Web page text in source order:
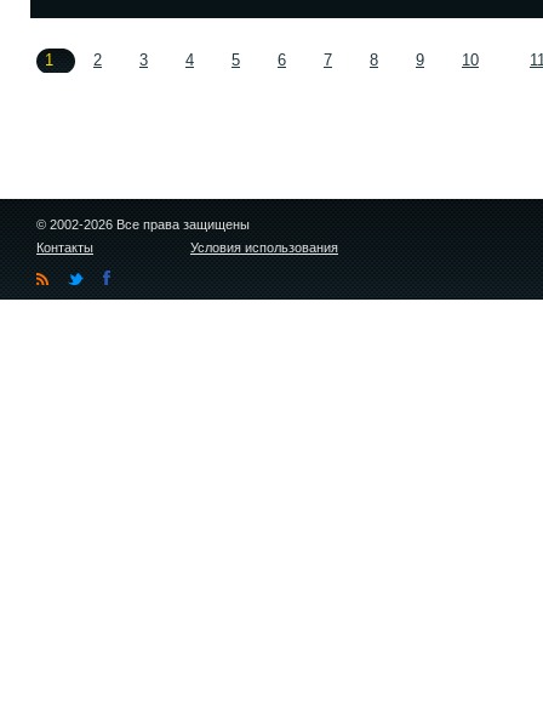
1 2 3 4 5 6 7 8 9 10
© 2002-2026 Все права защищены
Контакты
Условия использования